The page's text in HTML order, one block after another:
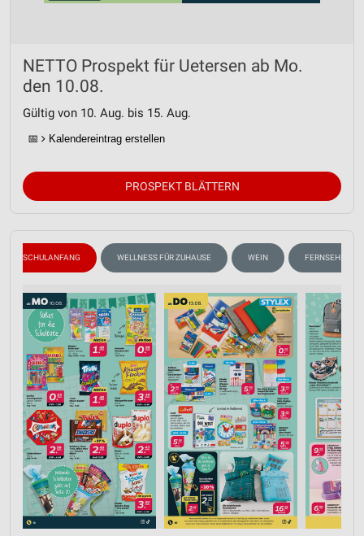
NETTO Prospekt für Uetersen ab Mo.
den 10.08.
Gültig von 10. Aug. bis 15. Aug.
📅 Kalendereintrag erstellen
PROSPEKT BLÄTTERN
SCHULANFANG WELLNESS FÜR ZUHAUSE WEIN FERNSEHER